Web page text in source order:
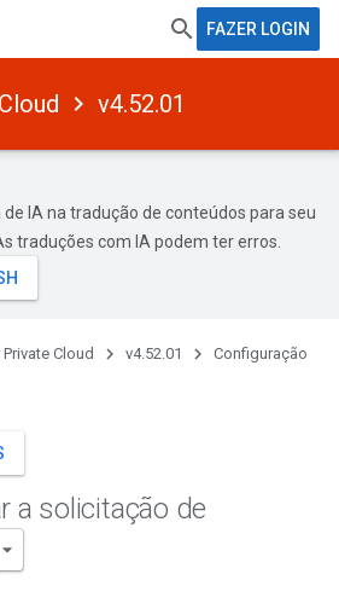
FAZER LOGIN
v4.52.01
IA na tradução de conteúdos para seu
traduções com IA podem ter erros.
Cloud v4.52.01 Configuração
a solicitação de